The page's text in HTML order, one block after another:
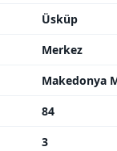
Üsküp
Merkez
Makedonya
84
3